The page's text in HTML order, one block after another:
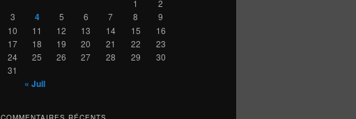
1
2
3
4 5 6 7 8
9
10
11 12 13 14 15
16
17
18 19 20 21 22
23
24
25 26 27 28 29
30
31
« Juil